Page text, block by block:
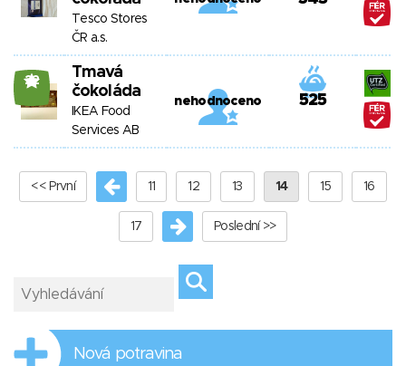
Tesco Stores
ČR a.s.
22
Tmavá
čokoláda
IKEA Food
Services AB
nehodnoceno 525
<< První 11 12 13 14 15 16
17 Poslední >>
Nová potravina